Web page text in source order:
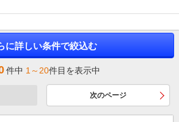
に詳しい条件で絞込む
件中 1～20件目を表示中
次のページ